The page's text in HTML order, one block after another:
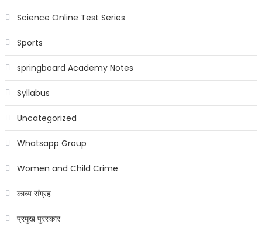
Science Online Test Series
Sports
springboard Academy Notes
Syllabus
Uncategorized
Whatsapp Group
Women and Child Crime
काव्य संग्रह
प्रमुख पुरस्कार